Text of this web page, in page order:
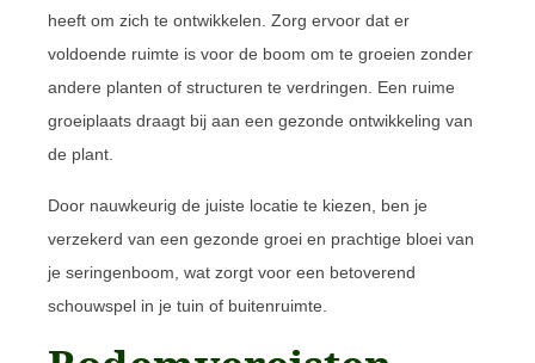
heeft om zich te ontwikkelen. Zorg ervoor dat er
voldoende ruimte is voor de boom om te groeien zonder
andere planten of structuren te verdringen. Een ruime
groeiplaats draagt bij aan een gezonde ontwikkeling van
de plant.
Door nauwkeurig de juiste locatie te kiezen, ben je
verzekerd van een gezonde groei en prachtige bloei van
je seringenboom, wat zorgt voor een betoverend
schouwspel in je tuin of buitenruimte.